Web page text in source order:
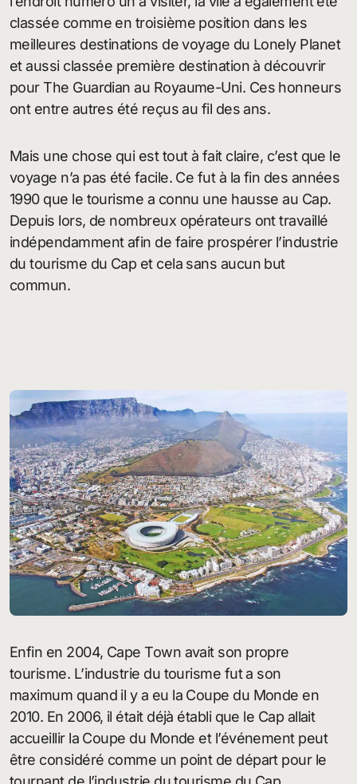
classée comme en troisième position dans les
meilleures destinations de voyage du Lonely Planet
et aussi classée première destination à découvrir
pour The Guardian au Royaume-Uni. Ces honneurs
ont entre autres été reçus au fil des ans.
Mais une chose qui est tout à fait claire, c’est que le
voyage n’a pas été facile. Ce fut à la fin des années
1990 que le tourisme a connu une hausse au Cap.
Depuis lors, de nombreux opérateurs ont travaillé
indépendamment afin de faire prospérer l’industrie
du tourisme du Cap et cela sans aucun but
commun.
Enfin en 2004, Cape Town avait son propre
tourisme. L’industrie du tourisme fut a son
maximum quand il y a eu la Coupe du Monde en
2010. En 2006, il était déjà établi que le Cap allait
accueillir la Coupe du Monde et l’événement peut
être considéré comme un point de départ pour le